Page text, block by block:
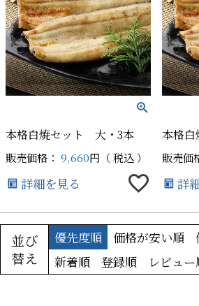
本格白焼セット 大・3本
販売価格： 9,660 税込
詳細を見る
本格
販売価
詳
並び
替え
優先度順 価格が安い順
新着順
登録順
レビュー